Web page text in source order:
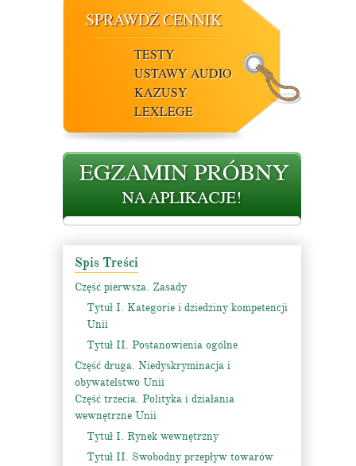
SPRAWDŹ CENNIK
TESTY
USTAWY AUDIO
KAZUSY
LEXLEGE
Spis Treści
Część pierwsza. Zasady
Tytuł I. Kategorie i dziedziny kompetencji
Unii
Tytuł II. Postanowienia ogólne
Część druga. Niedyskryminacja i
obywatelstwo Unii
Część trzecia. Polityka i działania
wewnętrzne Unii
Tytuł I. Rynek wewnętrzny
Tytuł II. Swobodny przepływ towarów